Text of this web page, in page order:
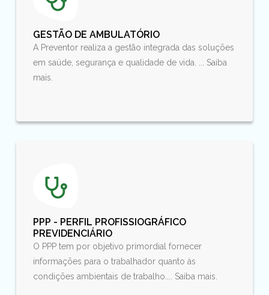
GESTÃO DE AMBULATÓRIO
A Preventor realiza a gestão integrada das soluções
em saúde, segurança e qualidade de vida. ... Saiba
mais.
PPP - PERFIL PROFISSIOGRÁFICO
PREVIDENCIÁRIO
O PPP tem por objetivo primordial fornecer
informações para o trabalhador quanto às
condições ambientais de trabalho.... Saiba mais.